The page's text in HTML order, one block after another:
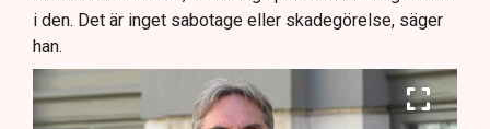
i den. Det är inget sabotage eller skadegörelse, säger
han.